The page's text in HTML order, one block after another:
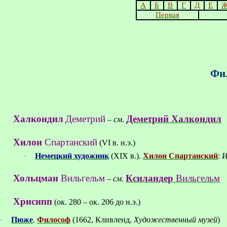
А Б В Г Д Е
Первая
Халкондил Деметрий –см. Деметрий Халкондил
Хилон Спартанский (VIв. н.э.)
· Немецкий художник (XIXв.).Хилон Спартанский:
Хольцман Вильгельм –см. Ксиландер Вильгельм
Хрисипп (ок. 280 – ок. 206 до н.э.)
· Пюже. Философ (1662, Кливленд, Художественный музей)